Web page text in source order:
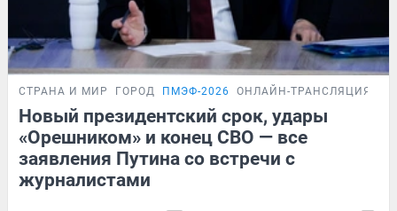
СТРАНА И МИР ГОРОД ПМЭФ-2026 ОНЛАЙН-ТРАНСЛЯЦИЯ
Новый президентский срок, удары
«Орешником» и конец СВО — все
заявления Путина со встречи с
журналистами